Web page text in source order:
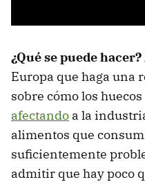
¿Qué se puede hacer?
Europa que haga una
sobre cómo los
afectando a la
alimentos que
suficientemente
admitir que hay poco